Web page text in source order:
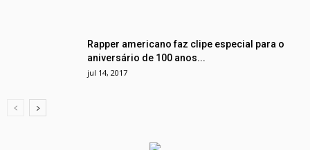
Rapper americano faz clipe especial para o
aniversário de 100 anos...
jul 14, 2017